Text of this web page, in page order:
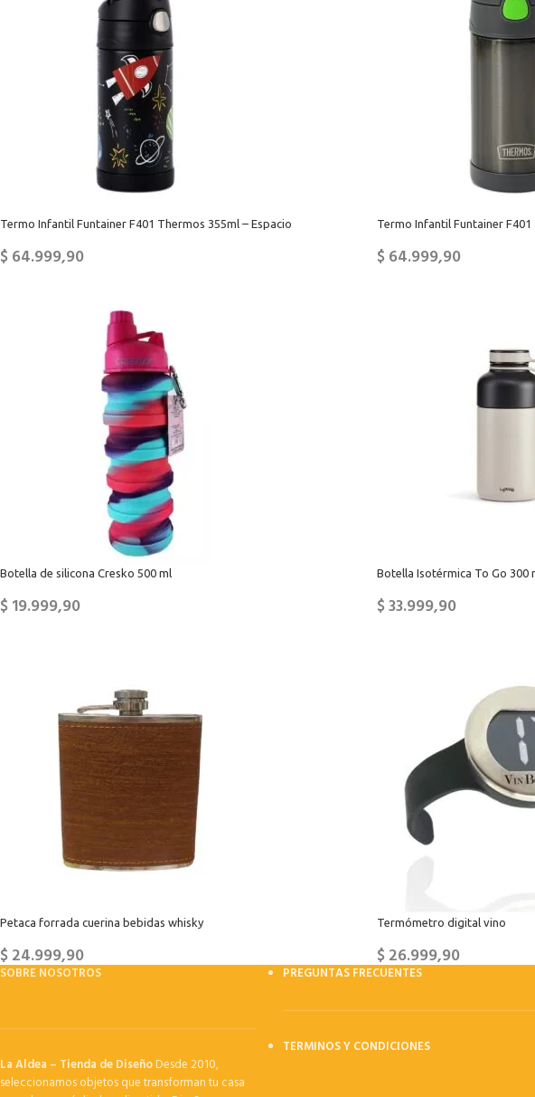
Termo Infantil Funtainer F401 Thermos 355ml – Espacio
$64.999,90
Termo Infantil Funtainer
$64.999,90
Botella de silicona Cresko 500 ml
$19.999,90
Botella Isotérmica To Go 300
$33.999,90
Petaca forrada cuerina bebidas whisky
$24.999,90
Termómetro digital vino
$26.999,90
SOBRE NOSOTROS
La Aldea – Tienda de DiseñoDesde 2010,
seleccionamos objetos que transforman tu casa
PREGUNTAS FRECUENTES
TERMINOS Y CONDICIONES